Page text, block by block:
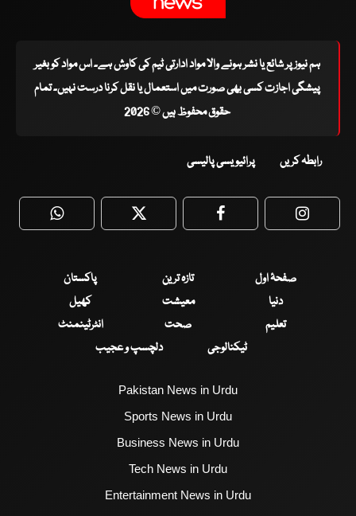
ہم نیوز پر شائع یا نشر ہونے والا مواد ادارتی ٹیم کی کاوش ہے۔ اس مواد کو بغیر
پیشگی اجازت کسی بھی صورت میں استعمال یا نقل کرنا درست نہیں۔ تمام
حقوق محفوظ ہیں © 2026
رابطہ کریں پرائیویسی پالیسی
WhatsApp Twitter Facebook
صفحۂ اول تازہ ترین
پاکستان
دنیا
معیشت
کھیل
تعلیم
صحت
انٹرٹینمنٹ
ٹیکنالوجی
دلچسپ و عجیب
Pakistan News in Urdu
Sports News in Urdu
Business News in Urdu
Tech News in Urdu
Entertainment News in Urdu